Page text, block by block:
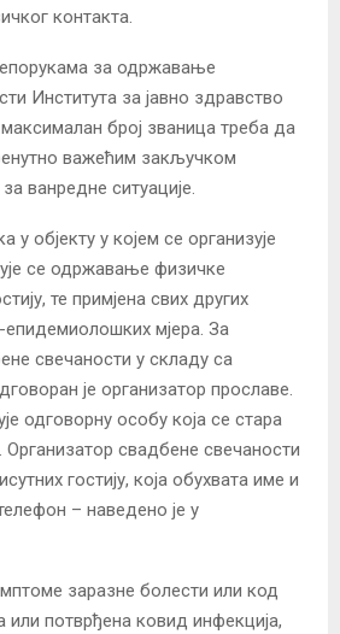
контакта.
за одржавање
Института за јавно здравство
број званица треба да
важећим закључком
ванредне ситуације.
у објекту у којем се организује
се одржавање физичке
те примјена свих других
епидемиолошких мјера. За
свечаности у складу са
је организатор прославе.
одговорну особу која се стара
Организатор свадбене свечаности
гостију, која обухвата име и
– наведено је у
заразне болести или код
или потврђена ковид инфекција,